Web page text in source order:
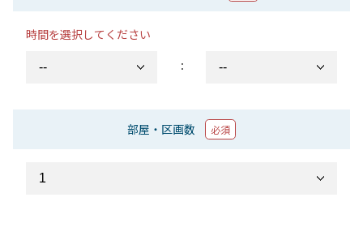
時間を選択してください
：
部屋・区画数 必須